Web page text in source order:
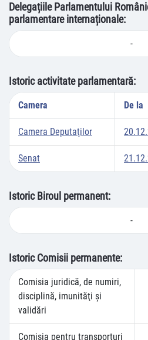
Delegațiile Parlamentului
parlamentare internaționale:
-
Istoric activitate parlamentară:
Camera De la
Camera Deputaţilor
Senat
Istoric Biroul permanent:
-
Istoric Comisii permanente:
Comisia juridică, de numiri,
disciplină, imunităţi şi
validări
Comisia pentru transporturi